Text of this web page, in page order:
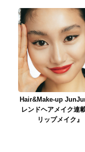
Hair&Make-up
レンドヘアメイク連
リップメイク』